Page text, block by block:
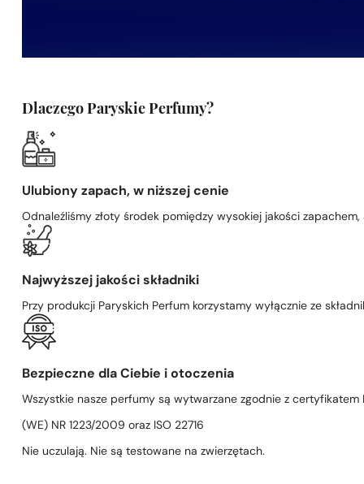
Dlaczego Paryskie Perfumy?
Ulubiony zapach, w niższej cenie
Odnaleźliśmy złoty środek pomiędzy wysokiej jakości
Najwyższej jakości składniki
Przy produkcji Paryskich Perfum korzystamy wyłącznie ze
Bezpieczne dla Ciebie i otoczenia
Wszystkie nasze perfumy są wytwarzane zgodnie z certyfikatem
(WE) NR 1223/2009 oraz ISO 22716
Nie uczulają. Nie są testowane na zwierzętach.